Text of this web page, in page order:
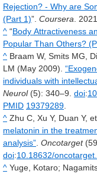
Rejection? - Why are
(Part 1)”. Coursera .
^ “Body Attractiveness
Popular Than Others?
^ Braam W, Smits MG,
LM (May 2009).
individuals with
Neurol(5): 340–9. doi:
PMID 19379289
^ Zhu C, Xu Y, Duan Y,
melatonin in the
analysis” Oncotarget
doi:10.18632/
^ Yuge, Kotaro;